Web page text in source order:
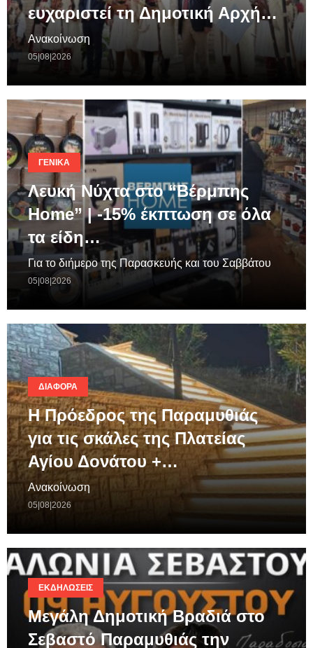
ευχαριστεί τη Δημοτική Αρχή…
Ανακοίνωση
05|08|2026
ΓΕΝΙΚΆ
Λευκή Νύχτα στο “Βέρμπης
Home” | -15% έκπτωση σε όλα
τα είδη…
Για το διήμερο της Παρασκευής και του Σαββάτου
05|08|2026
ΔΙΆΦΟΡΑ
Η Πρόεδρος της Παραμυθιάς
για τις σκάλες της Πλατείας
Αγίου Δονάτου +…
Ανακοίνωση
05|08|2026
ΕΚΔΗΛΏΣΕΙΣ
Μεγάλη Δημοτική Βραδιά στο
Σεβαστό Παραμυθιάς την